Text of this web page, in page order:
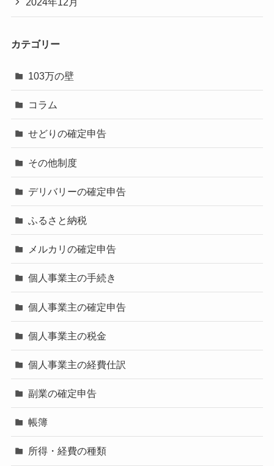
カテゴリー
103万の壁
コラム
せどりの確定申告
その他制度
デリバリーの確定申告
ふるさと納税
メルカリの確定申告
個人事業主の手続き
個人事業主の確定申告
個人事業主の税金
個人事業主の経費仕訳
副業の確定申告
帳簿
所得・経費の種類